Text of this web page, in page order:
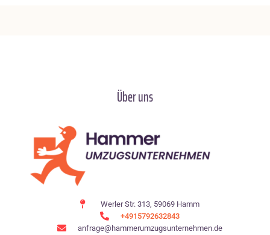
Über uns
Werler Str. 313, 59069 Hamm
+4915792632843
anfrage@hammerumzugsunternehmen.de